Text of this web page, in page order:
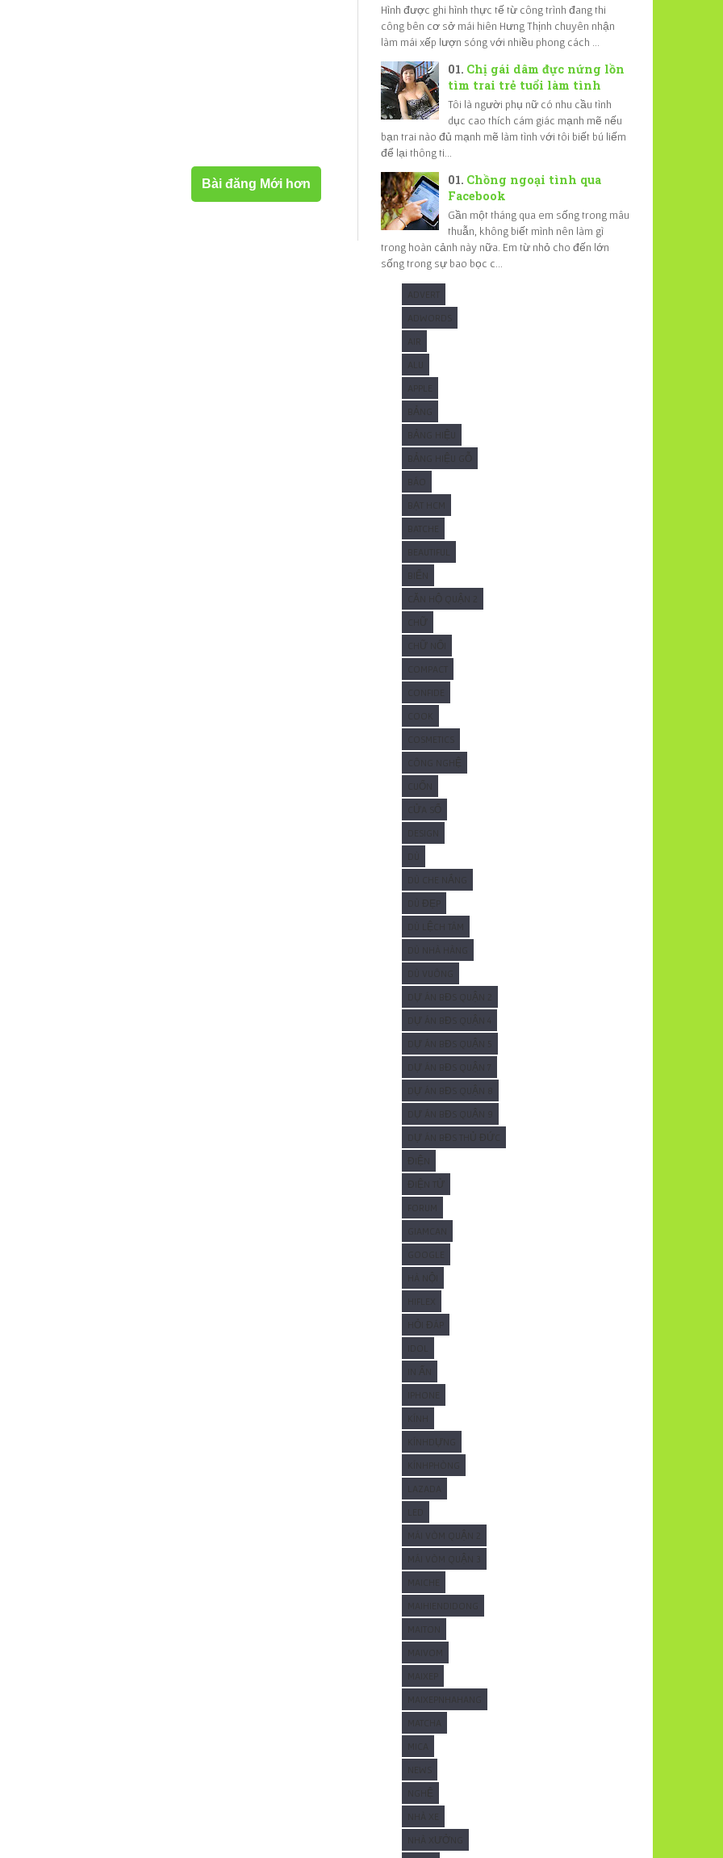
Bài đăng Mới hơn
Hình được ghi hình thực tế từ công trình đang thi
công bên cơ sở mái hiên Hưng Thịnh chuyên nhận
làm mái xếp lượn sóng với nhiều phong cách ...
Chị gái dâm đực nứng lồn
tìm trai trẻ tuổi làm tình
Tôi là người phụ nữ có nhu cầu tình
dục cao thích cám giác mạnh mẽ nếu
bạn trai nào đủ mạnh mẽ làm tình với tôi biết bú liếm
để lại thông ti...
Chồng ngoại tình qua
Facebook
Gần một tháng qua em sống trong mâu
thuẫn, không biết mình nên làm gì
trong hoàn cảnh này nữa. Em từ nhỏ cho đến lớn
sống trong sự bao bọc c...
ADVERT
ADWORDS
AIR
ALU
APPLE
BẢNG HIỆU
BẢNG HIỆU GỖ
BÁO
BẠT HCM
BATCHE
BEAUTIFUL
BIỂN
CĂN HỘ QUẬN 2
CHỮ
CHỮ NỔI
COMPACT
COSMETICS
CÔNG NGHỆ
CUỐN
CỬA SỔ
DÙ ĐẸP
DÙ LỆCH TÂM
DÙ NHÀ HÀNG
DỰ ÁN BĐS QUẬN 2
DỰ ÁN BĐS QUẬN 4
DỰ ÁN BĐS QUẬN 5
DỰ ÁN BĐS QUẬN 7
DỰ ÁN BĐS QUẬN 8
DỰ ÁN BĐS QUẬN 9
DỰ ÁN BĐS THỦ ĐỨC
ĐIỆN
ĐIỆN TỬ
GIAMCAN
HÀ NỘI
HỎI ĐÁP
KÍNHDỰNG
LAZADA
MÁI VÒM QUẬN 2
MÁI VÒM QUẬN 3
MAICHE
MAIHIENDIDONG
MAITON
MAIVOM
MAIXEP
MAIXEPNHAHANG
MATCHA
MICA
NGHỆ
NHÀ XE
NHÀ XƯỞNG